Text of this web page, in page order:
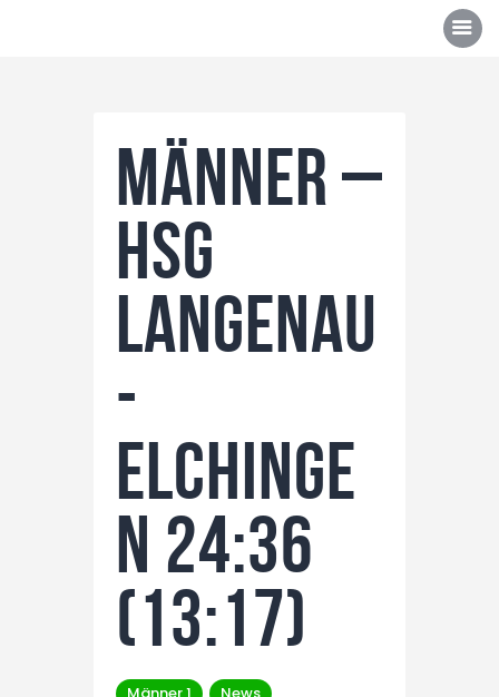
Über uns
Mannschaften
News/Events
Sponsoren
Kontakt
Gallerie
Männer –
HSG
Langenau
-
Elchinge
n 24:36
(13:17)